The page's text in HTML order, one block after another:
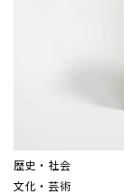
歴史・社会
文化・芸術